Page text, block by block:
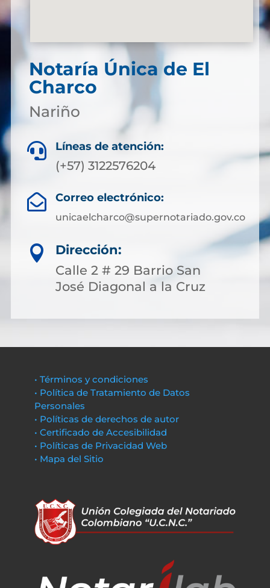
Notaría Única de El
Charco
Nariño
 Líneas de atención:
(+57) 3122576204
 Correo electrónico:
unicaelcharco@supernotariado.gov.co

Dirección:
Calle 2 # 29 Barrio San
José Diagonal a la Cruz
• Términos y condiciones
• Política de Tratamiento de Datos
Personales
• Políticas de derechos de autor
• Certificado de Accesibilidad
• Políticas de Privacidad Web
• Mapa del Sitio